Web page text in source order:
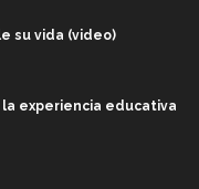
su vida (video)
experiencia educativa